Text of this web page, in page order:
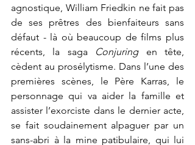
agnostique, William Friedkin ne fait pas
de ses prêtres des bienfaiteurs sans
défaut - là où beaucoup de films plus
récents, la saga Conjuring en tête,
cèdent au prosélytisme. Dans l’une des
premières scènes, le Père Karras, le
personnage qui va aider la famille et
assister l’exorciste dans le dernier acte,
se fait soudainement alpaguer par un
sans-abri à la mine patibulaire, qui lui